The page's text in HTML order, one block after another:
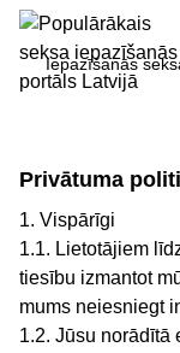
Iepazīšanās
Privātuma
1. Vispārīgi
1.1. Lietotājiem
tiesību izmantot
mums neiesniegt
1.2. Jūsu norādītā